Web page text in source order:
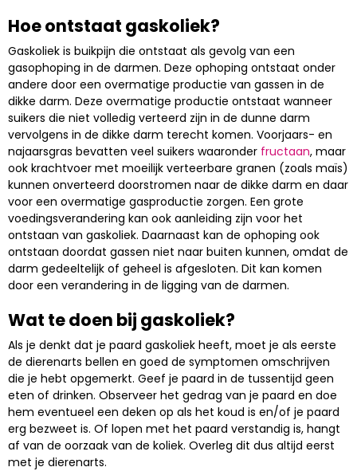
Hoe ontstaat gaskoliek?
Gaskoliek is buikpijn die ontstaat als gevolg van een
gasophoping in de darmen. Deze ophoping ontstaat onder
andere door een overmatige productie van gassen in de
dikke darm. Deze overmatige productie ontstaat wanneer
suikers die niet volledig verteerd zijn in de dunne darm
vervolgens in de dikke darm terecht komen. Voorjaars- en
najaarsgras bevatten veel suikers waaronder fructaan, maar
ook krachtvoer met moeilijk verteerbare granen (zoals maïs)
kunnen onverteerd doorstromen naar de dikke darm en daar
voor een overmatige gasproductie zorgen. Een grote
voedingsverandering kan ook aanleiding zijn voor het
ontstaan van gaskoliek. Daarnaast kan de ophoping ook
ontstaan doordat gassen niet naar buiten kunnen, omdat de
darm gedeeltelijk of geheel is afgesloten. Dit kan komen
door een verandering in de ligging van de darmen.
Wat te doen bij gaskoliek?
Als je denkt dat je paard gaskoliek heeft, moet je als eerste
de dierenarts bellen en goed de symptomen omschrijven
die je hebt opgemerkt. Geef je paard in de tussentijd geen
eten of drinken. Observeer het gedrag van je paard en doe
hem eventueel een deken op als het koud is en/of je paard
erg bezweet is. Of lopen met het paard verstandig is, hangt
af van de oorzaak van de koliek. Overleg dit dus altijd eerst
met je dierenarts.